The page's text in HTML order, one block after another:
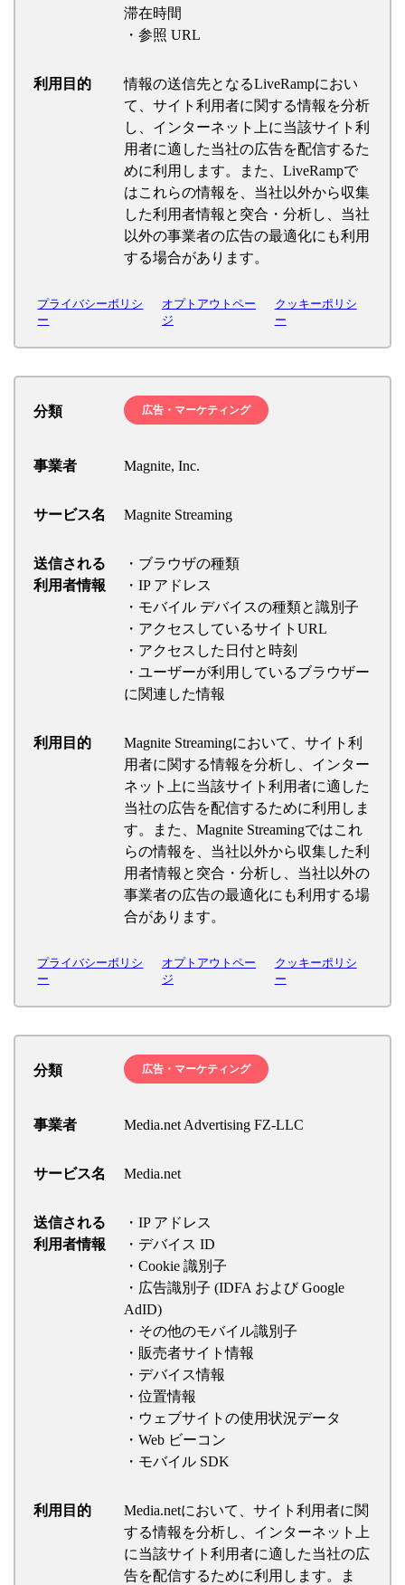
滞在時間
・参照 URL
利用目的
情報の送信先となるLiveRampにおい
て、サイト利用者に関する情報を分析
し、インターネット上に当該サイト利
用者に適した当社の広告を配信するた
めに利用します。また、LiveRampで
はこれらの情報を、当社以外から収集
した利用者情報と突合・分析し、当社
以外の事業者の広告の最適化にも利用
する場合があります。
プライバシーポリシ
ー
オプトアウトペー
ジ
クッキーポリシ
ー
分類 広告・マーケティング
事業者 Magnite, Inc.
サービス名 Magnite Streaming
送信される
利用者情報
・ブラウザの種類
・IP アドレス
・モバイル デバイスの種類と識別子
・アクセスしているサイトURL
・アクセスした日付と時刻
・ユーザーが利用しているブラウザー
に関連した情報
利用目的
Magnite Streamingにおいて、サイト利
用者に関する情報を分析し、インター
ネット上に当該サイト利用者に適した
当社の広告を配信するために利用しま
す。また、Magnite Streamingではこれ
らの情報を、当社以外から収集した利
用者情報と突合・分析し、当社以外の
事業者の広告の最適化にも利用する場
合があります。
プライバシーポリシ
ー
オプトアウトペー
ジ
クッキーポリシ
ー
分類 広告・マーケティング
事業者 Media.net Advertising FZ-LLC
サービス名 Media.net
送信される
利用者情報
・IP アドレス
・デバイス ID
・Cookie 識別子
・広告識別子 (IDFA および Google
AdID)
・その他のモバイル識別子
・販売者サイト情報
・デバイス情報
・位置情報
・ウェブサイトの使用状況データ
・Web ビーコン
・モバイル SDK
利用目的
Media.netにおいて、サイト利用者に関
する情報を分析し、インターネット上
に当該サイト利用者に適した当社の広
告を配信するために利用します。ま